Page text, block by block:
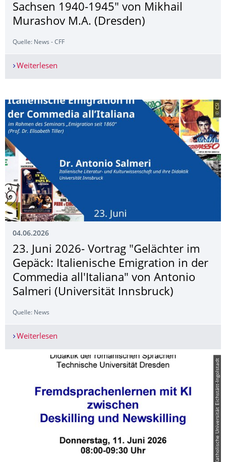
Sachsen 1940-1945" von Mikhail
Murashov M.A. (Dresden)
Quelle: News - CFF
Weiterlesen
© CSI
04.06.2026
23. Juni 2026- Vortrag "Gelächter im
Gepäck: Italienische Emigration in der
Commedia all'Italiana" von Antonio
Salmeri (Universität Innsbruck)
Quelle: News
Weiterlesen
© Katholische Universität Eichstätt-Ingolstadt